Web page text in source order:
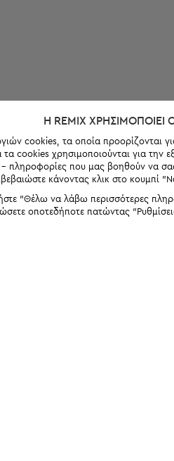
Η REMIX ΧΡΗΣΙΜΟΠΟΙΕΊ
cookies, τα οποία προορίζονται
cookies χρησιμοποιούνται για την
- πληροφορίες που μας βοηθούν να
κάνοντας κλικ στο κουμπί
"Θέλω να λάβω περισσότερες
οποτεδήποτε πατώντας